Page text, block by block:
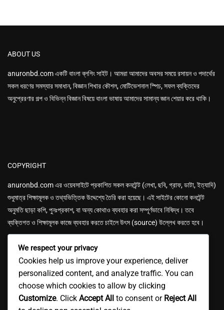
ABOUT US
anuronbd.comএকটি বাংলা ব্লগিং সাইট। আমরা আমাদের অবসর সময়ে রসায়ন ও পদার্থের
সকল ধরণের সমস্যার সমাধান, বিজ্ঞান শিখার কৌশল, মোটিভেশনাল স্পিচ, সফল ব্যক্তিদের
অনুপ্রেরণার গল্প ও বিভিন্ন বিজ্ঞান বিষয়ে বাংলা ভাষায় আমাদের সামান্য জ্ঞান শেয়ার করে থাকি।
COPYRIGHT
anuronbd.com এরওয়েবসাইটে প্রকাশিত সকল কনটেন্ট (লেখা, ছবি, গ্রাফ, ডাটা, ইত্যাদি)
শুধুমাত্র শিক্ষামূলক ও তথ্যভিত্তিক উদ্দেশ্যে তৈরি করা হয়েছে। এই সাইটের কোনো কনটেন্ট
অনুমতি ছাড়া কপি, পুনঃপ্রকাশ, বা অন্য কোথাও ব্যবহার করা সম্পূর্ণভাবে নিষিদ্ধ। তবে
ব্যক্তিগত ও শিক্ষামূলক কাজে ব্যবহার করতে চাইলে উৎস (source) উল্লেখ করতে হবে।
GET IN TOUCH
We respect your privacy
Cookies help us improve your experience, deliver
personalized content, and analyze traffic. You can
choose which cookies to allow by clicking
Customize. Click Accept All to consent or Reject All